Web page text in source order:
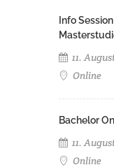
Info
11.
Online
Bachelor
11.
Online